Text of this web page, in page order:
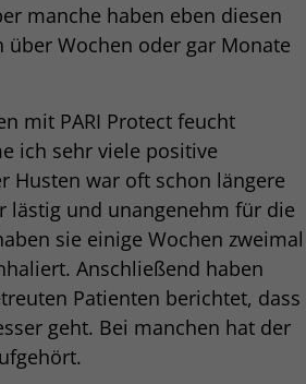
manche haben eben diesen
über Wochen oder gar Monate
mit PARI Protect feucht
ich sehr viele positive
Husten war oft schon längere
lästig und unangenehm für die
sie einige Wochen zweimal
Anschließend haben
Patienten berichtet, dass
geht. Bei manchen hat der